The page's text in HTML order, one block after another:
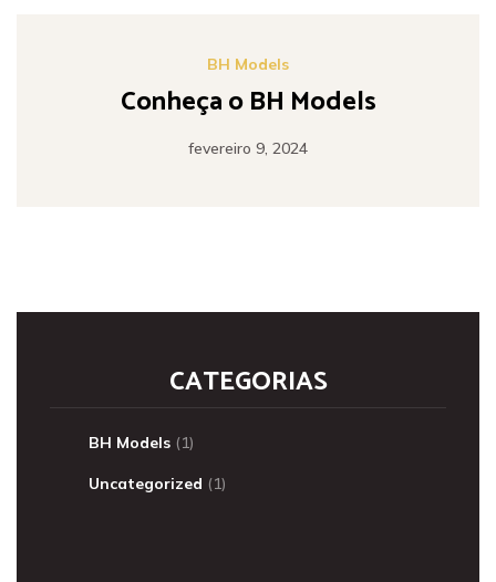
BH Models
Conheça o BH Models
fevereiro 9, 2024
CATEGORIAS
BH Models (1)
Uncategorized (1)